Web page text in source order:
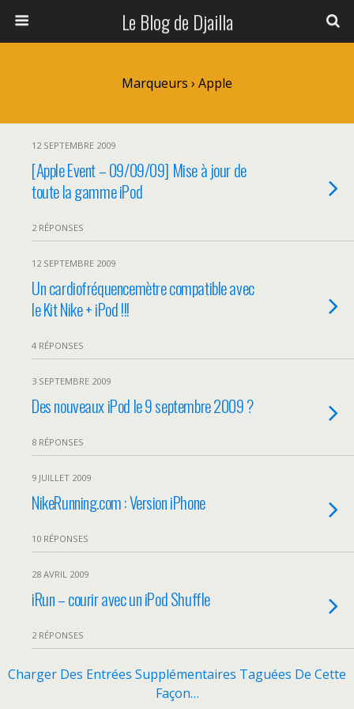
Le Blog de Djailla
Marqueurs › Apple
12 SEPTEMBRE 2009
[Apple Event – 09/09/09] Mise à jour de
toute la gamme iPod
2 RÉPONSES
12 SEPTEMBRE 2009
Un cardiofréquencemètre compatible avec
le Kit Nike + iPod !!!
4 RÉPONSES
3 SEPTEMBRE 2009
Des nouveaux iPod le 9 septembre 2009 ?
8 RÉPONSES
9 JUILLET 2009
NikeRunning.com : Version iPhone
10 RÉPONSES
28 AVRIL 2009
iRun – courir avec un iPod Shuffle
2 RÉPONSES
Charger Des Entrées Supplémentaires Taguées De Cette
Façon…